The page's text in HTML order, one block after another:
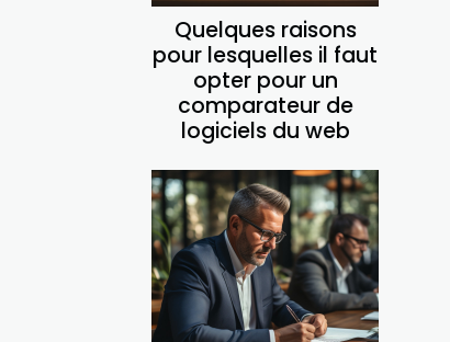
Quelques raisons
pour lesquelles il faut
opter pour un
comparateur de
logiciels du web